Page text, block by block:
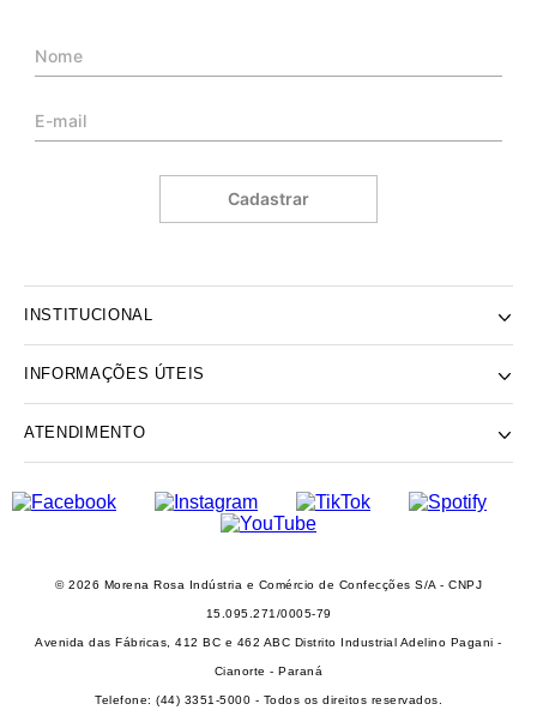
Cadastrar
INSTITUCIONAL
NOSSAS LOJAS
POLÍTICA DE PRIVACIDADE
INSTITUTO MORENA ROSA
PERSONAL SHOPPER
INFORMAÇÕES ÚTEIS
ATENDIMENTO
FALECONOSCO@IODICE.COM.BR
DAS 08 ÀS 18H
© 2026 Morena Rosa Indústria e Comércio de Confecções S/A - CNPJ
15.095.271/0005-79
Avenida das Fábricas, 412 BC e 462 ABC Distrito Industrial Adelino Pagani -
Cianorte - Paraná
Telefone: (44) 3351-5000 - Todos os direitos reservados.